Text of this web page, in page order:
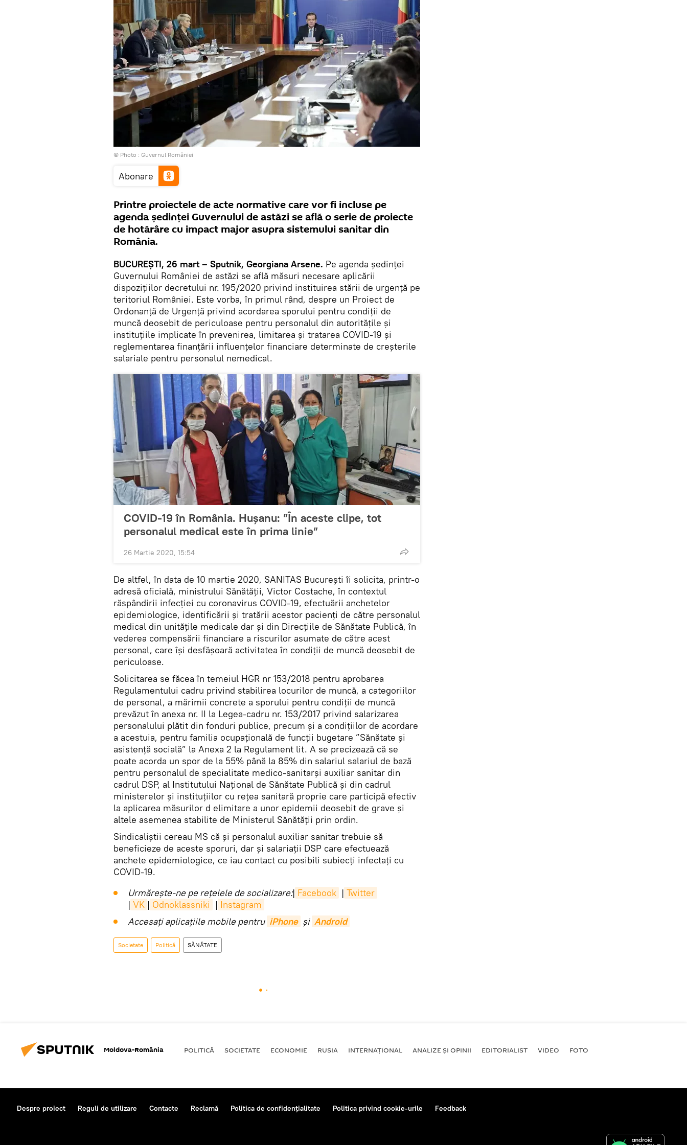
© Photo : Guvernul României
Abonare
Printre proiectele de acte normative care vor fi incluse pe
agenda ședinței Guvernului de astăzi se află o serie de proiecte
de hotărâre cu impact major asupra sistemului sanitar din
România.
BUCUREȘTI, 26 mart – Sputnik, Georgiana Arsene. Pe agenda ședinței
Guvernului României de astăzi se află măsuri necesare aplicării
dispozițiilor decretului nr. 195/2020 privind instituirea stării de urgență pe
teritoriul României. Este vorba, în primul rând, despre un Proiect de
Ordonanță de Urgență privind acordarea sporului pentru condiții de
muncă deosebit de periculoase pentru personalul din autoritățile și
instituțiile implicate în prevenirea, limitarea și tratarea COVID-19 și
reglementarea finanțării influențelor financiare determinate de creșterile
salariale pentru personalul nemedical.
COVID-19 în România. Hușanu: ”În aceste clipe, tot
personalul medical este în prima linie”
26 Martie 2020, 15:54
De altfel, în data de 10 martie 2020, SANITAS București îi solicita, printr-o
adresă oficială, ministrului Sănătății, Victor Costache, în contextul
răspândirii infecției cu coronavirus COVID-19, efectuării anchetelor
epidemiologice, identificării și tratării acestor pacienți de către personalul
medical din unitățile medicale dar și din Direcțiile de Sănătate Publică, în
vederea compensării financiare a riscurilor asumate de către acest
personal, care își desfășoară activitatea în condiții de muncă deosebit de
periculoase.
Solicitarea se făcea în temeiul HGR nr 153/2018 pentru aprobarea
Regulamentului cadru privind stabilirea locurilor de muncă, a categoriilor
de personal, a mărimii concrete a sporului pentru condiții de muncă
prevăzut în anexa nr. II la Legea-cadru nr. 153/2017 privind salarizarea
personalului plătit din fonduri publice, precum și a condițiilor de acordare
a acestuia, pentru familia ocupațională de funcții bugetare ”Sănătate și
asistență socială” la Anexa 2 la Regulament lit. A se precizează că se
poate acorda un spor de la 55% până la 85% din salariul salariul de bază
pentru personalul de specialitate medico-sanitarși auxiliar sanitar din
cadrul DSP, al Institutului Național de Sănătate Publică și din cadrul
ministerelor și instituțiilor cu rețea sanitară proprie care participă efectiv
la aplicarea măsurilor d elimitare a unor epidemii deosebit de grave și
altele asemenea stabilite de Ministerul Sănătății prin ordin.
Sindicaliștii cereau MS că și personalul auxiliar sanitar trebuie să
beneficieze de aceste sporuri, dar și salariații DSP care efectuează
anchete epidemiologice, ce iau contact cu posibili subiecți infectați cu
COVID-19.
Urmărește-ne pe rețelele de socializare:| Facebook | Twitter
| VK | Odnoklassniki | Instagram
Accesaţi aplicaţiile mobile pentru iPhone și Android
Societate Politică SĂNĂTATE
Moldova-România POLITICĂ SOCIETATE ECONOMIE RUSIA INTERNAŢIONAL ANALIZE ȘI OPINII EDITORIALIST VIDEO FOTO
Despre proiect Reguli de utilizare Contacte Reclamă Politica de confidențialitate Politica privind cookie-urile Feedback